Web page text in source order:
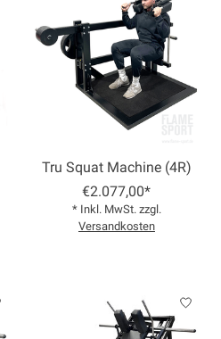
Tru Squat Machine (4R)
€2.077,00*
* Inkl. MwSt. zzgl.
Versandkosten